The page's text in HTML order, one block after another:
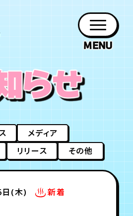
日程 チケット
作品 日記
ーム
ファン
制ファンクラブ
知らせ
FC NEWS
ムービー
MOVIE
ラブ
らせ
メディア
リリース その他
(木) 新着